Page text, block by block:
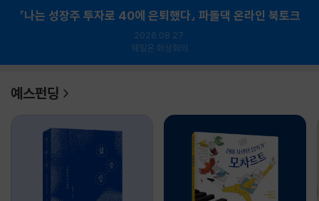
『나는 성장주 투자로 40에 은퇴했다』 파돌댁 온라인 북토크
2026.08.27.
웨일온 화상회의
예스펀딩